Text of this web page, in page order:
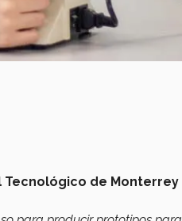
de Monterrey